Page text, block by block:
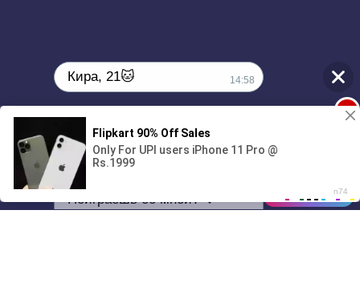
01/07
00:00
Кира, 21🐱 14:58
Поиграешь со мной? 💖🐾
1